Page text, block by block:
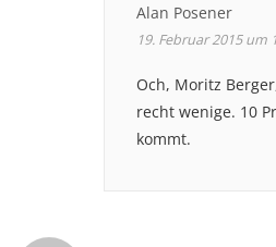
Alan Posener
19. Februar 2015 um
Och, Moritz
recht wenige. 10
kommt.